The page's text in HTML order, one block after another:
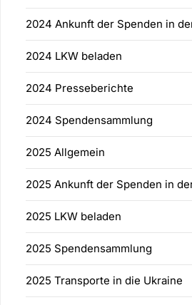
2024 Ankunft der Spenden in
2024 LKW beladen
2024 Presseberichte
2024 Spendensammlung
2025 Allgemein
2025 Ankunft der Spenden in
2025 LKW beladen
2025 Spendensammlung
2025 Transporte in die Ukraine